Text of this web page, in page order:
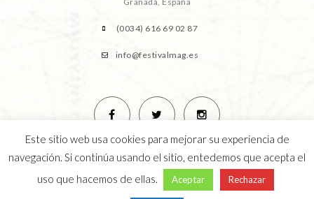
(0034) 616 69 02 87
info@festivalmag.es
Este sitio web usa cookies para mejorar su experiencia de
navegación. Si continúa usando el sitio, entedemos que acepta el
uso que hacemos de ellas.
Aceptar Rechazar